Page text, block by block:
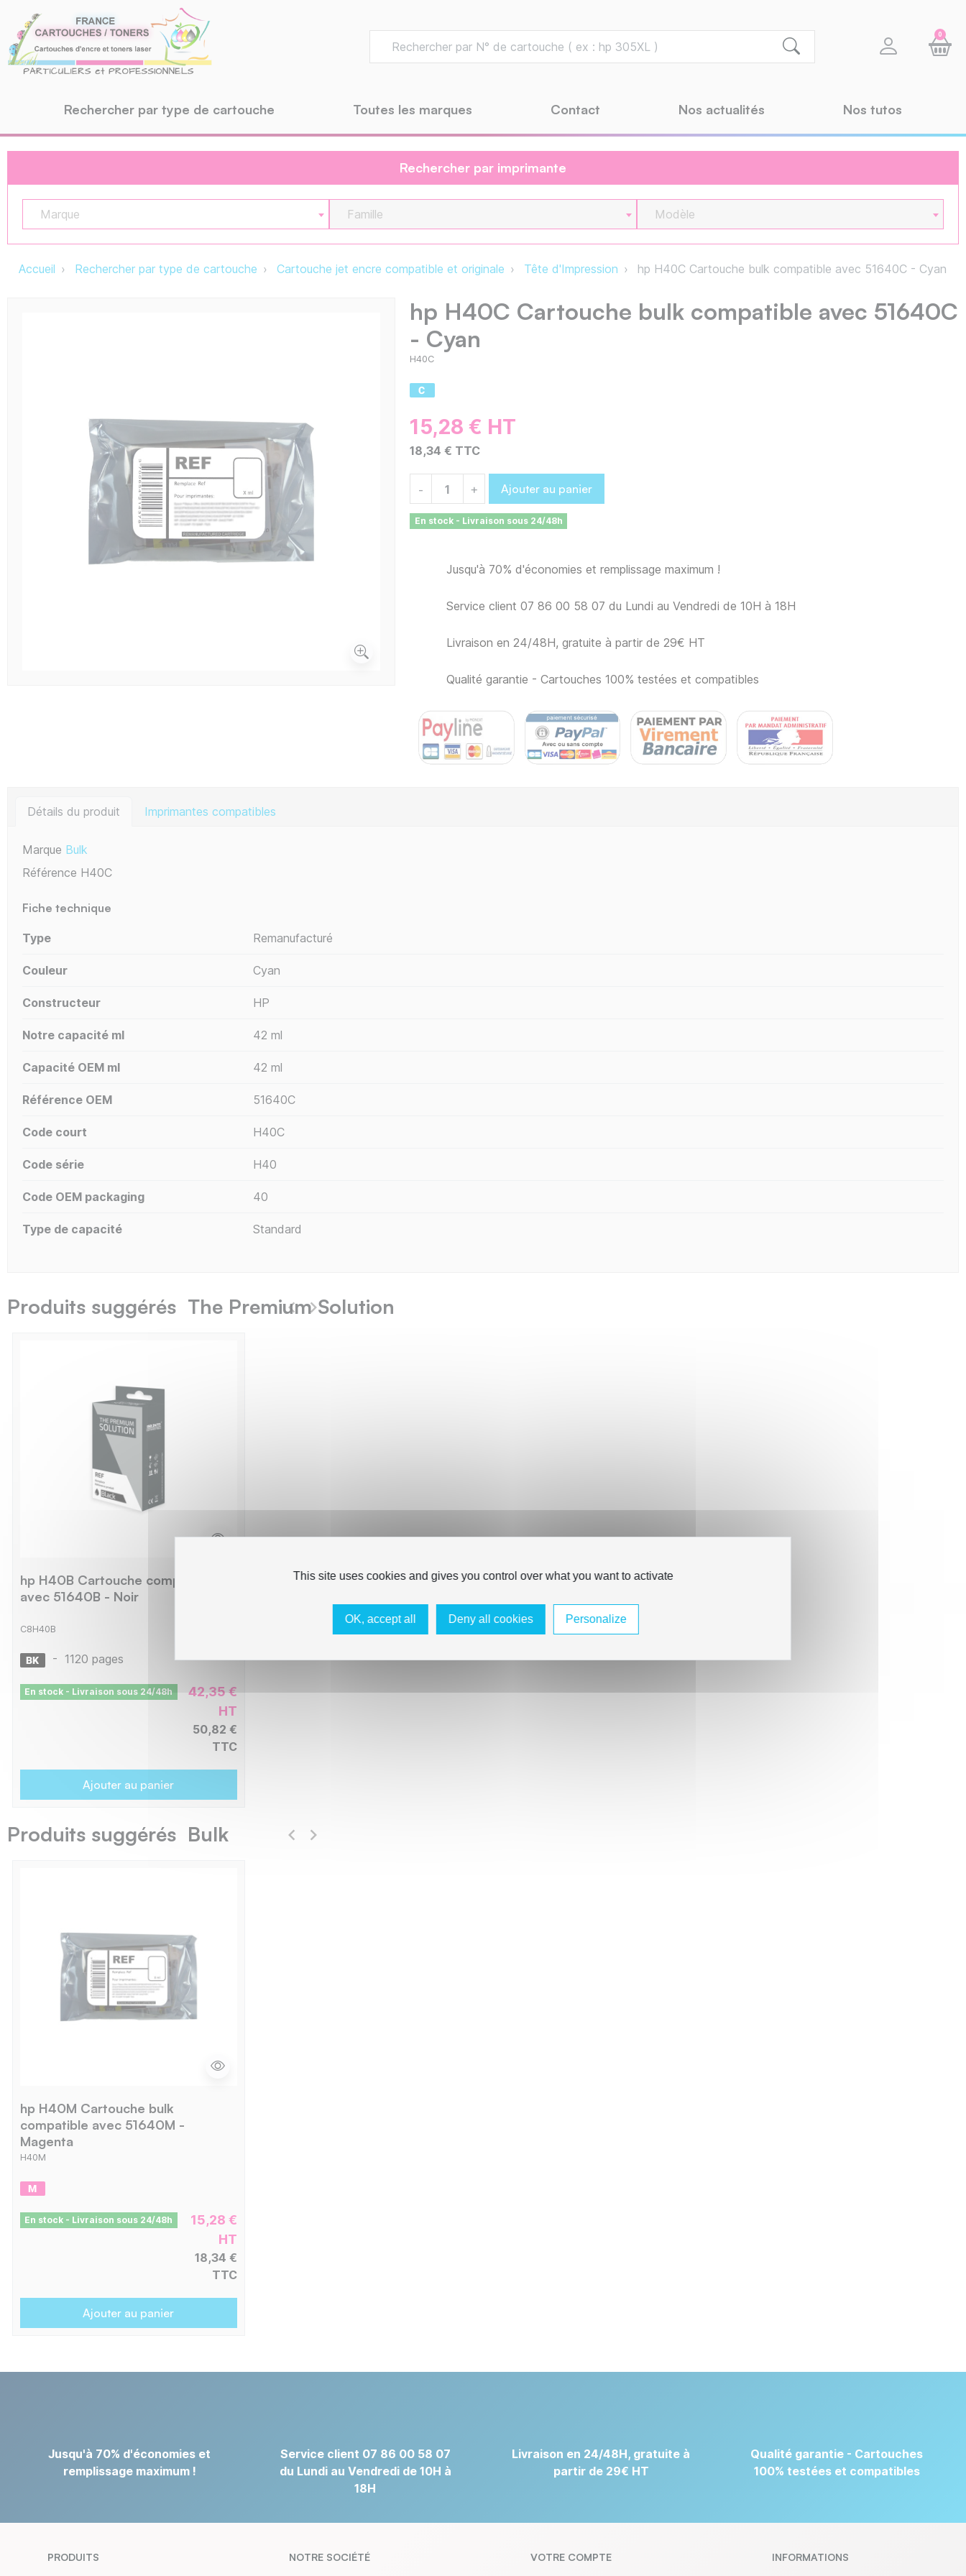
0
Rechercher par type de cartouche Toutes les marques Contact Nos actualités Nos tutos
Rechercher par imprimante
Marque Famille Modèle
Accueil Rechercher par type de cartouche Cartouche jet encre compatible et originale Tête d'Impression hp H40C Cartouche bulk compatible avec 51640C - Cyan
hp H40C Cartouche bulk compatible avec 51640C
- Cyan
H40C
15,28 € HT
18,34 € TTC
- + Ajouter au panier
En stock - Livraison sous 24/48h
Jusqu'à 70% d'économies et remplissage maximum !
Service client 07 86 00 58 07 du Lundi au Vendredi de 10H à 18H
Livraison en 24/48H, gratuite à partir de 29€ HT
Qualité garantie - Cartouches 100% testées et compatibles
Détails du produit Imprimantes compatibles
Marque Bulk
Référence H40C
Fiche technique
Type Remanufacturé
Couleur Cyan
Constructeur HP
Notre capacité ml 42 ml
Capacité OEM ml 42 ml
Référence OEM 51640C
Code court H40C
Code série H40
Code OEM packaging 40
Type de capacité Standard
Produits suggérés The Premium Solution
hp H40B Cartouche compatible
avec 51640B - Noir
C8H40B
- 1120 pages
En stock - Livraison sous 24/48h
42,35 €
HT
50,82 €
TTC
Ajouter au panier
Produits suggérés Bulk
hp H40M Cartouche bulk
compatible avec 51640M -
Magenta
H40M
En stock - Livraison sous 24/48h
15,28 €
HT
18,34 €
TTC
Ajouter au panier
Jusqu'à 70% d'économies et
remplissage maximum !
Service client 07 86 00 58 07
du Lundi au Vendredi de 10H à
18H
Livraison en 24/48H, gratuite à
partir de 29€ HT
Qualité garantie - Cartouches
100% testées et compatibles
PRODUITS NOTRE SOCIÉTÉ VOTRE COMPTE INFORMATIONS
This site uses cookies and gives you control over what you want to activate
OK, accept all Deny all cookies Personalize